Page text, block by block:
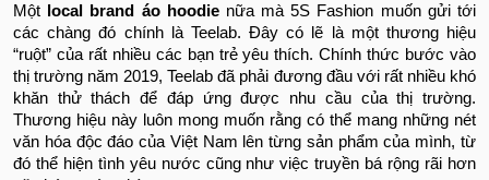
Một local brand áo hoodienữa mà 5S Fashion muốn gửi tới
các chàng đó chính là Teelab. Đây có lẽ là một thương hiệu
“ruột” của rất nhiều các bạn trẻ yêu thích. Chính thức bước vào
thị trường năm 2019, Teelab đã phải đương đầu với rất nhiều khó
khăn thử thách để đáp ứng được nhu cầu của thị trường.
Thương hiệu này luôn mong muốn rằng có thể mang những nét
văn hóa độc đáo của Việt Nam lên từng sản phẩm của mình, từ
đó thể hiện tình yêu nước cũng như việc truyền bá rộng rãi hơn